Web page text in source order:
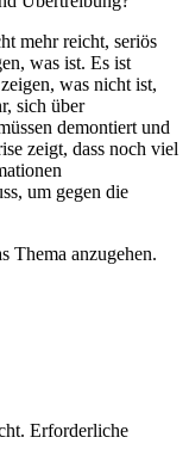
mehr reicht, seriös
was ist. Es ist
was nicht ist,
sich über
demontiert und
zeigt, dass noch viel
um gegen die
Thema anzugehen.
Erforderliche